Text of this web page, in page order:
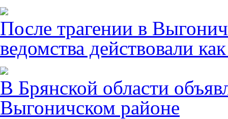
После трагении в
ведомства действовали
В Брянской области
Выгоничском районе